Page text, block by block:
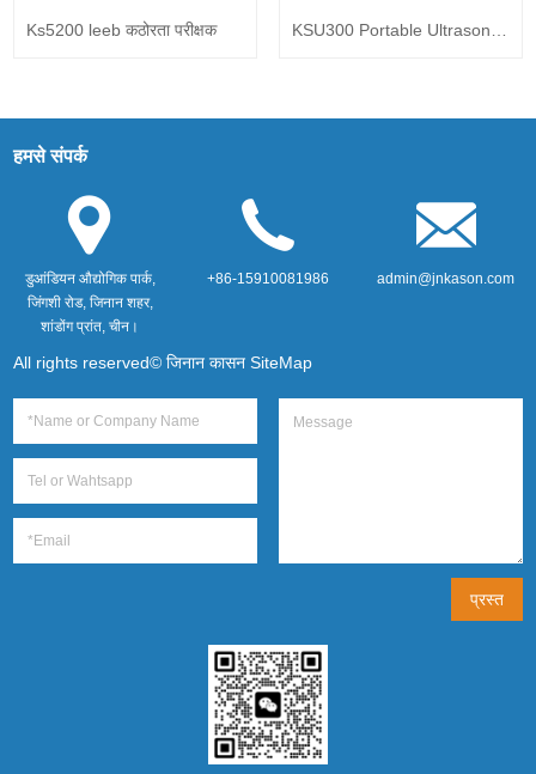
Ks5200 leeb कठोरता परीक्षक
KSU300 Portable Ultrasonic
हमसे संपर्क
डुआंडियन औद्योगिक पार्क,
जिंगशी रोड, जिनान शहर,
शांडोंग प्रांत, चीन।
+86-15910081986 admin@jnkason.com
All rights reserved© जिनान कासनSiteMap
प्रस्त